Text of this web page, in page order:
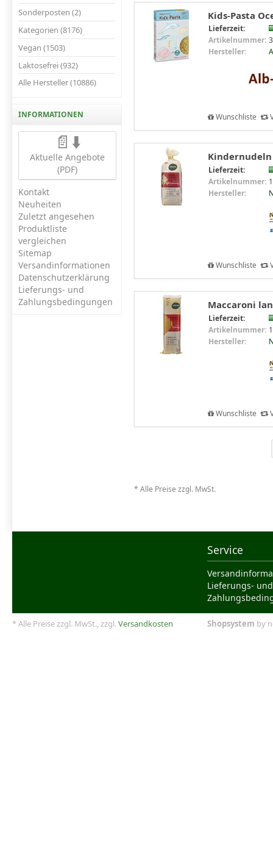
Sonderposten (2)
Kategorien (8176)
Vegan (1503)
Laktosefrei (932)
Alle Hersteller (10886)
INFORMATIONEN
📄⬇️
Aktuelle Angebote
(PDF)
Kontakt
Neuheiten
Zuletzt angesehen
Produktliste
vergleichen
Sitemap
Versandinformationen
Datenschutzerklärung
Lieferungs- und
Zahlungsbedingungen
Kids-Pasta
Lieferzeit:
Artikelnummer:
Hersteller:
Wunschliste
Lieferzeit:
Artikelnummer:
Hersteller:
Wunschliste
Maccaroni
Lieferzeit:
Artikelnummer:
Hersteller:
Wunschliste
* Alle Preise zzgl. MwSt.
Service
Lieferungs- und
* Alle Preise zzgl. MwSt., zzgl.Versandkosten Shopsystem by